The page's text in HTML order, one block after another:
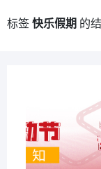
标签 快乐假期 的